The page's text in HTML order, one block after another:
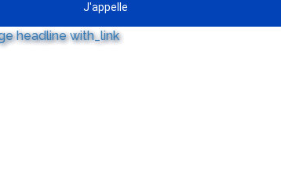
J'appelle